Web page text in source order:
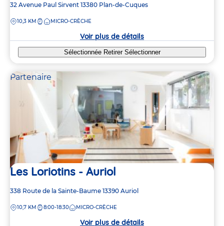
Adresse
la
32 Avenue Paul Sirvent 13380 Plan-de-Cuques
DISTANCE
10,3 KM MICRO-CRÈCHE
Voir plus de détails
Sélectionnée Retirer Sélectionner
Partenaire
Les Loriotins - Auriol
Adresse
la
338 Route de la Sainte-Baume 13390 Auriol
DISTANCE
10,7 KM 8:00-18:30 MICRO-CRÈCHE
Voir plus de détails